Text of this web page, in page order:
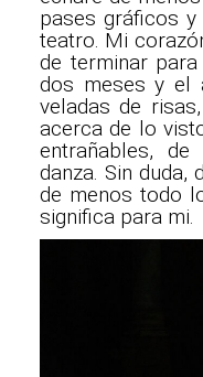
pases gráficos
teatro. Mi
de terminar
dos meses y el
veladas de
acerca de lo
entrañables,
danza. Sin duda,
de menos todo
significa para mi.